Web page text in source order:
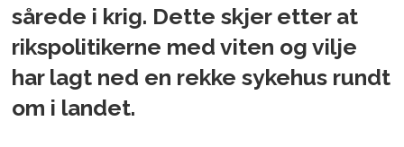
sårede i krig. Dette skjer etter at
rikspolitikerne med viten og vilje
har lagt ned en rekke sykehus rundt
om i landet.